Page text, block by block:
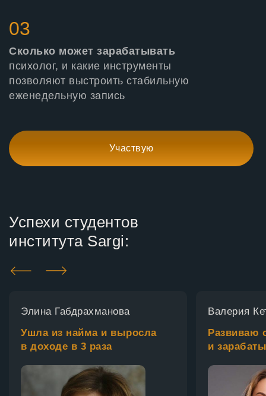
Сколько может зарабатывать
психолог, и какие инструменты
позволяют выстроить стабильную
еженедельную запись
03
Участвую
Успехи студентов
института Sargi:
Элина Габдрахманова
Ушла из найма и выросла
в доходе в 3 раза
Валерия
Развиваю
и